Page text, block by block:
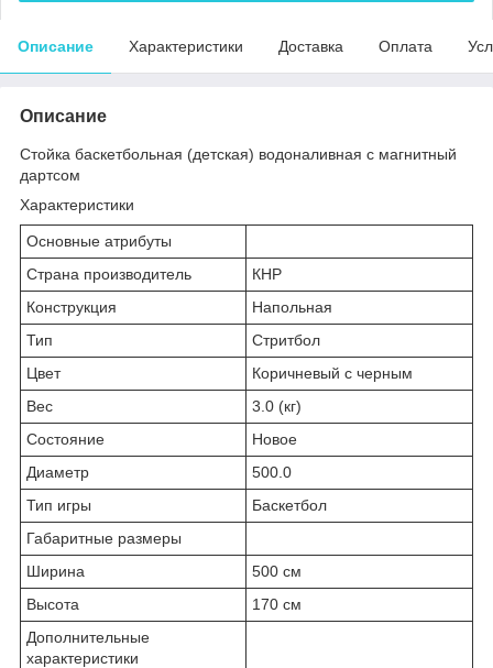
Описание Характеристики Доставка Оплата
Описание
Стойка баскетбольная (детская) водоналивная с магнитный
дартсом
Характеристики
Основные атрибуты
Страна производитель
КНР
Конструкция
Напольная
Тип
Стритбол
Цвет
Коричневый с черным
Вес
3.0 (кг)
Состояние
Новое
Диаметр
500.0
Тип игры
Баскетбол
Габаритные размеры
Ширина
500 см
Высота
170 см
Дополнительные
характеристики